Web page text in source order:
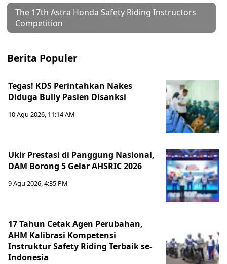
The 17th Astra Honda Safety Riding Instructors
Competition
Berita Populer
Tegas! KDS Perintahkan Nakes
Diduga Bully Pasien Disanksi
10 Agu 2026, 11:14 AM
Ukir Prestasi di Panggung Nasional,
DAM Borong 5 Gelar AHSRIC 2026
9 Agu 2026, 4:35 PM
17 Tahun Cetak Agen Perubahan,
AHM Kalibrasi Kompetensi
Instruktur Safety Riding Terbaik se-
Indonesia